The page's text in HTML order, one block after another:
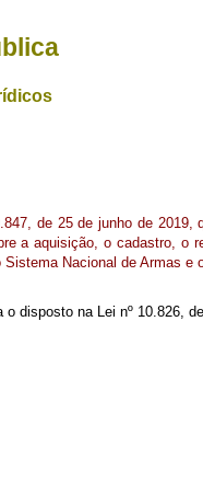
de 25 de junho de 2019,
a aquisição, o cadastro, o
Nacional de Armas e
disposto na Lei nº 10.826,